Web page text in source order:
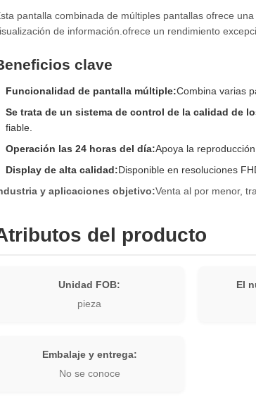
pantalla combinada de múltiples pantallas ofrece
de información.ofrece un rendimiento
clave
Funcionalidad de pantalla múltiple:Combina varias
Se trata de un sistema de control de la calidad de
fiable.
Operación las 24 horas del día:Apoya la
Display de alta calidad:Disponible en resoluciones
y aplicaciones objetivo:Venta al por menor,
del producto
Unidad FOB:
pieza
El
Embalaje y entrega:
No se conoce